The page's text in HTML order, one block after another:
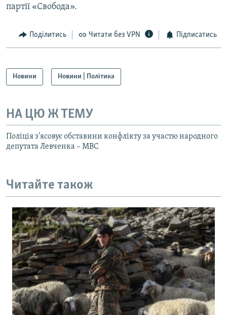
партії «Свобода».
Поділитись Читати без VPN Підписатись
Новини Новини | Політика
НА ЦЮ Ж ТЕМУ
Поліція з’ясовує обставини конфлікту за участю народного
депутата Левченка – МВС
Читайте також